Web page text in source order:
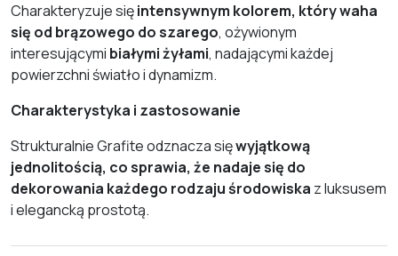
Charakteryzuje sięintensywnym kolorem, który waha
się od brązowego do szarego, ożywionym
interesującymi białymi żyłami, nadającymi każdej
powierzchni światło i dynamizm.
Charakterystyka i zastosowanie
Strukturalnie Grafite odznacza sięwyjątkową
jednolitością, co sprawia, że nadaje się do
dekorowania każdego rodzaju środowiska z luksusem
i elegancką prostotą.